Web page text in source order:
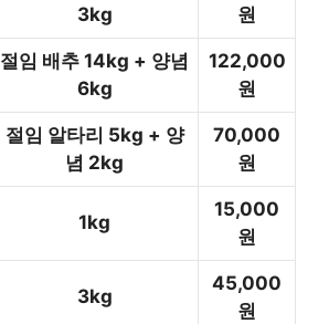
3kg
원
절임 배추 14kg + 양념
6kg
122,000
원
절임 알타리 5kg + 양
념 2kg
70,000
원
1kg
15,000
원
3kg
45,000
원